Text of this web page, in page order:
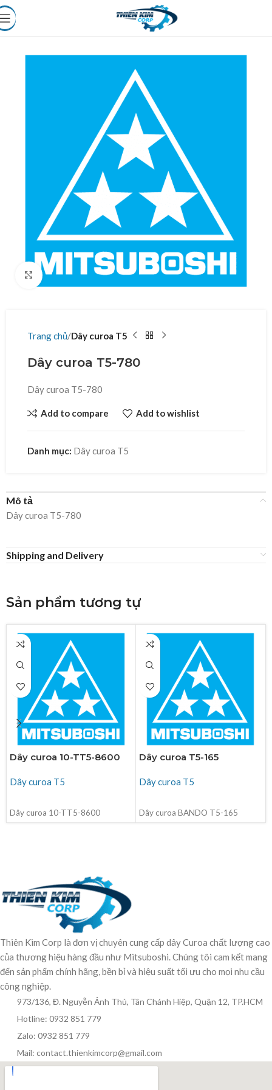
Click to enlarge
Trang chủ Dây curoa T5
Dây curoa T5-780
Dây curoa T5-780
Add to compare Add to wishlist
Danh mục: Dây curoa T5
Mô tả
Dây curoa T5-780
Shipping and Delivery
Sản phẩm tương tự
Dây curoa 10-TT5-8600
Dây curoa T5
Dây curoa 10-TT5-8600
Dây curoa T5-165
Dây curoa T5
Dây curoa BANDO T5-165
Thiên Kim Corp là đơn vị chuyên cung cấp dây Curoa chất lượng cao
của thương hiệu hàng đầu như Mitsuboshi. Chúng tôi cam kết mang
đến sản phẩm chính hãng, bền bỉ và hiệu suất tối ưu cho mọi nhu cầu
công nghiệp.
973/136, Đ. Nguyễn Ảnh Thủ, Tân Chánh Hiệp, Quận 12, TP.HCM
Hotline: 0932 851 779
Zalo: 0932 851 779
Mail: contact.thienkimcorp@gmail.com